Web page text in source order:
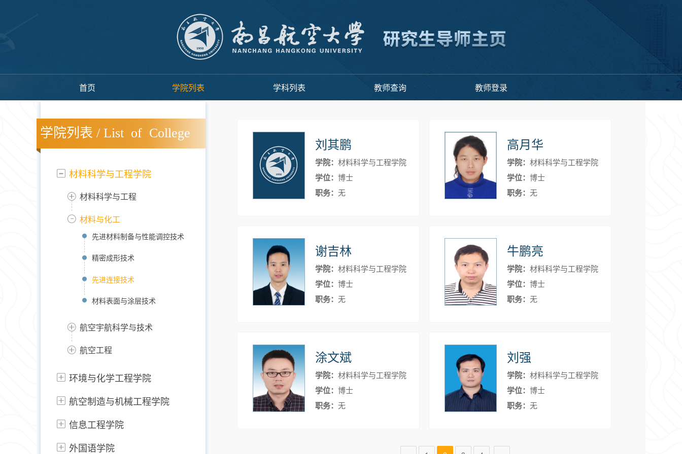
首页 学院列表 学科列表 教师查询 教师登录
学院列表 / List of College
材料科学与工程学院
材料科学与工程
材料与化工
先进材料制备与性能调控技术
精密成形技术
先进连接技术
材料表面与涂层技术
航空宇航科学与技术
航空工程
环境与化学工程学院
航空制造与机械工程学院
信息工程学院
外国语学院
刘其鹏
学院： 材料科学与工程学院
学位： 博士
职务： 无
高月华
学院： 材料科学与工程学院
学位： 博士
职务： 无
谢吉林
学院： 材料科学与工程学院
学位： 博士
职务： 无
牛鹏亮
学院： 材料科学与工程学院
学位： 博士
职务： 无
涂文斌
学院： 材料科学与工程学院
学位： 博士
职务： 无
刘强
学院： 材料科学与工程学院
学位： 博士
职务： 无